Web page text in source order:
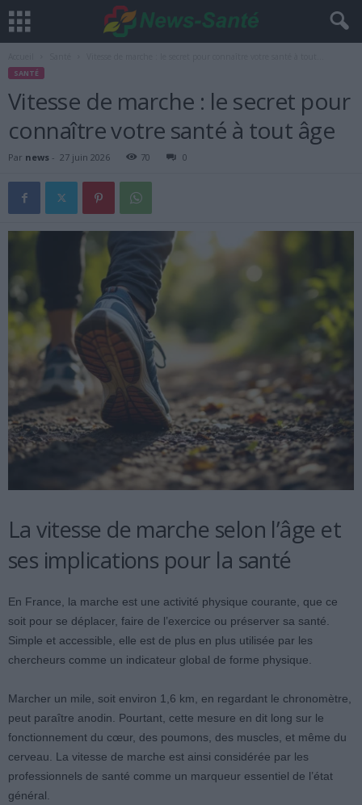
SANTÉ
Vitesse de marche : le secret pour
connaître votre santé à tout âge
Par news - 27 juin 2026 70 0
La vitesse de marche selon l’âge et
ses implications pour la santé
En France, la marche est une activité physique courante, que ce
soit pour se déplacer, faire de l’exercice ou préserver sa santé.
Simple et accessible, elle est de plus en plus utilisée par les
chercheurs comme un indicateur global de forme physique.
Marcher un mile, soit environ 1,6 km, en regardant le chronomètre,
peut paraître anodin. Pourtant, cette mesure en dit long sur le
fonctionnement du cœur, des poumons, des muscles, et même du
cerveau. La vitesse de marche est ainsi considérée par les
professionnels de santé comme un marqueur essentiel de l’état
général.